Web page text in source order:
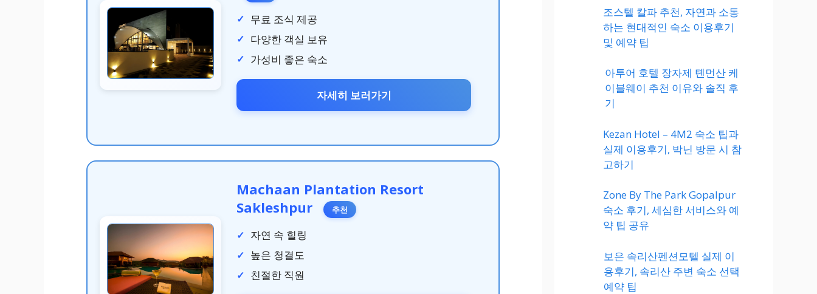
무료 조식 제공
다양한 객실 보유
가성비 좋은 숙소
자세히 보러가기
Machaan Plantation Resort
Sakleshpur
추천
자연 속 힐링
높은 청결도
친절한 직원
조스텔 칼파 추천, 자연과 소통
하는 현대적인 숙소 이용후기
및 예약 팁
아투어 호텔 장자제 톈먼산 케
이블웨이 추천 이유와 솔직 후
기
Kezan Hotel – 4M2 숙소 팁과
실제 이용후기, 박닌 방문 시 참
고하기
Zone By The Park Gopalpur
숙소 후기, 세심한 서비스와 예
약 팁 공유
보은 속리산펜션모텔 실제 이
용후기, 속리산 주변 숙소 선택
예약 팁